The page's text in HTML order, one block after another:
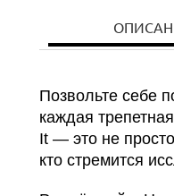
Позвольте себе
каждая
It — это не
кто стремится